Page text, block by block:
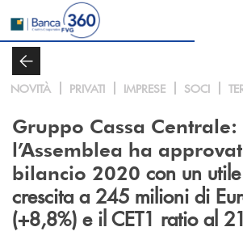
Salta al contenuto principale
NOVITÀ PRIVATI IMPRESE SOCI
Gruppo Cassa Centrale:
l’Assemblea ha
bilancio 2020 con un
crescita a 245 milioni di
(+8,8%) e il CET1 ratio al